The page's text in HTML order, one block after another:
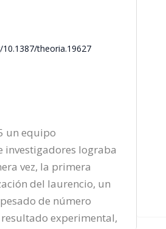
theoria.19627
un equipo
investigadores lograba
vez, la primera
del laurencio, un
de número
experimental,